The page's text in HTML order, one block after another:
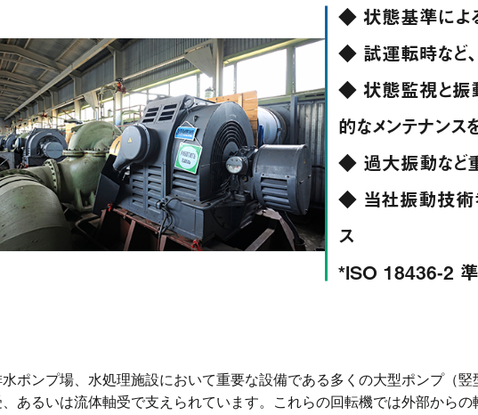
◆ 状態基準によ
◆ 試運転時など
◆ 状態監視と振
的なメンテナンス
◆ 過大振動など
◆ 当社振動技術
ス
*ISO 18436-2
ポンプ場、水処理施設において重要な設備である多くの大型ポンプ（
、あるいは流体軸受で支えられています。これらの回転機では外部から